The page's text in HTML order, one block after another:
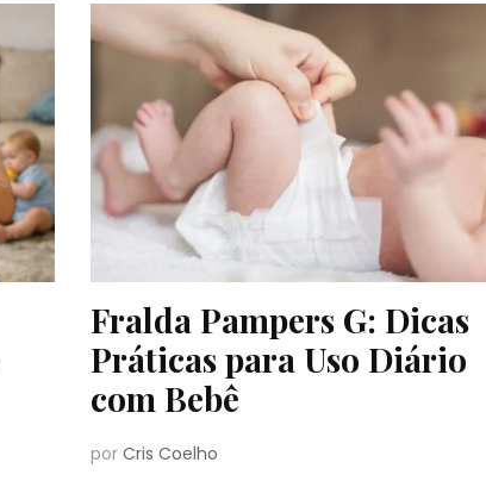
Fralda Pampers G: Dicas
Práticas para Uso Diário
com Bebê
por Cris Coelho